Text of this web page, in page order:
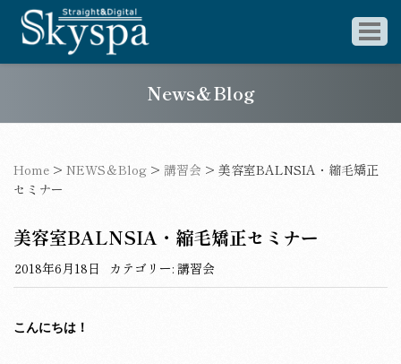
News＆Blog
Home > NEWS＆Blog > 講習会 > 美容室BALNSIA・縮毛矯正
セミナー
美容室BALNSIA・縮毛矯正セミナー
2018年6月18日 カテゴリー:講習会
こんにちは！